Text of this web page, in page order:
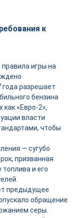
к
игры на
года разрешает
бензина
как «Евро-2»,
власти
чтобы
— сугубо
призванная
и его
предыдущее
обращение
серы.